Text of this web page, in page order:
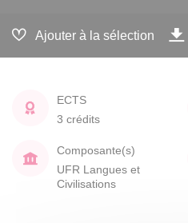
Ajouter à la sélection
ECTS
3 crédits
Composante(s)
UFR Langues et
Civilisations